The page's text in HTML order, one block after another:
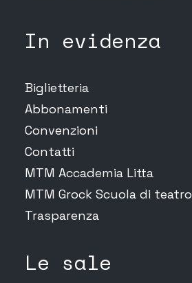
In evidenza
Biglietteria
Abbonamenti
Convenzioni
Contatti
MTM Accademia Litta
MTM Grock Scuola di teatro
Trasparenza
Le sale